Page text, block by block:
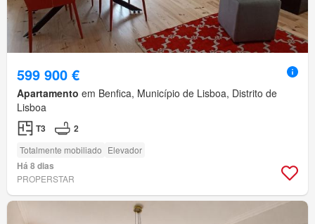
599 900 €
Apartamento em Benfica, Município de Lisboa, Distrito de
Lisboa
T3 2
Totalmente mobiliado Elevador
Há 8 dias
PROPERSTAR